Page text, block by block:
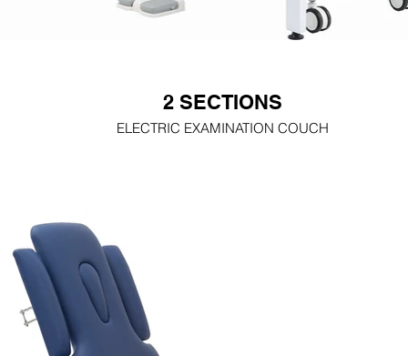
2 SECTIONS
ELECTRIC EXAMINATION COUCH